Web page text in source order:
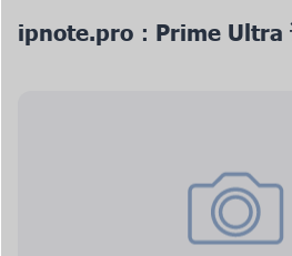
ipnote.pro：Prime Ultra